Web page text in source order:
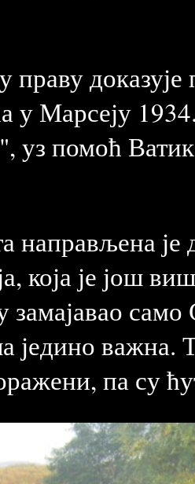
доказује
у Марсеју
уз помоћ
направљена
која је још
замајавао
једино важна.
па су